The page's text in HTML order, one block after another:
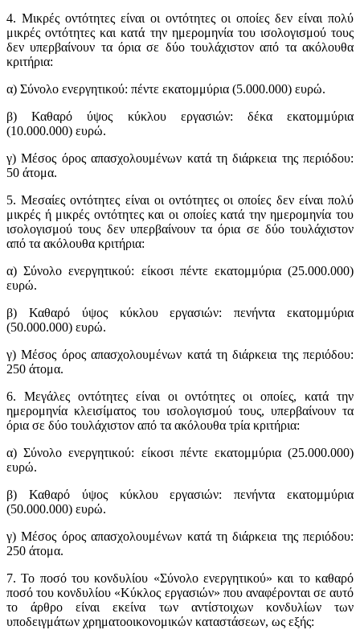
4. Μικρές οντότητες είναι οι οντότητες οι οποίες δεν είναι πολύ
μικρές οντότητες και κατά την ημερομηνία του ισολογισμού τους
δεν υπερβαίνουν τα όρια σε δύο τουλάχιστον από τα ακόλουθα
κριτήρια:
α) Σύνολο ενεργητικού: πέντε εκατομμύρια (5.000.000) ευρώ.
β) Καθαρό ύψος κύκλου εργασιών: δέκα εκατομμύρια
(10.000.000) ευρώ.
γ) Μέσος όρος απασχολουμένων κατά τη διάρκεια της περιόδου:
50 άτομα.
5. Μεσαίες οντότητες είναι οι οντότητες οι οποίες δεν είναι πολύ
μικρές ή μικρές οντότητες και οι οποίες κατά την ημερομηνία του
ισολογισμού τους δεν υπερβαίνουν τα όρια σε δύο τουλάχιστον
από τα ακόλουθα κριτήρια:
α) Σύνολο ενεργητικού: είκοσι πέντε εκατομμύρια (25.000.000)
ευρώ.
β) Καθαρό ύψος κύκλου εργασιών: πενήντα εκατομμύρια
(50.000.000) ευρώ.
γ) Μέσος όρος απασχολουμένων κατά τη διάρκεια της περιόδου:
250 άτομα.
6. Μεγάλες οντότητες είναι οι οντότητες οι οποίες, κατά την
ημερομηνία κλεισίματος του ισολογισμού τους, υπερβαίνουν τα
όρια σε δύο τουλάχιστον από τα ακόλουθα τρία κριτήρια:
α) Σύνολο ενεργητικού: είκοσι πέντε εκατομμύρια (25.000.000)
ευρώ.
β) Καθαρό ύψος κύκλου εργασιών: πενήντα εκατομμύρια
(50.000.000) ευρώ.
γ) Μέσος όρος απασχολουμένων κατά τη διάρκεια της περιόδου:
250 άτομα.
7. Το ποσό του κονδυλίου «Σύνολο ενεργητικού» και το καθαρό
ποσό του κονδυλίου «Κύκλος εργασιών» που αναφέρονται σε αυτό
το άρθρο είναι εκείνα των αντίστοιχων κονδυλίων των
υποδειγμάτων χρηματοοικονομικών καταστάσεων, ως εξής: